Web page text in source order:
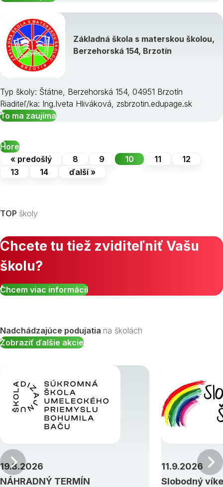
Základná škola s materskou školou,
Berzehorská 154, Brzotín
Typ školy: Štátne, Berzehorská 154, 04951 Brzotín
Riaditeľ/ka: Ing.Iveta Hliváková, zsbrzotin.edupage.sk
To ma zaujíma
Hore
« predošlý
8 9 10 11
12
13
14 ďalší »
TOP školy
Chcete tu tiež zviditeľniť Vašu
školu?
Chcem viac informácií
Nadchádzajúce podujatia na školách
Zobraziť ďalšie akcie
NÁHRADNÝ TERMÍN
19.8.2026
Slobodný
11.9.2026
Predchádzajúci